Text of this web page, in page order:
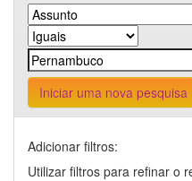
Iniciar uma nova pesquisa
Adicionar filtros:
Utilizar filtros para refinar o